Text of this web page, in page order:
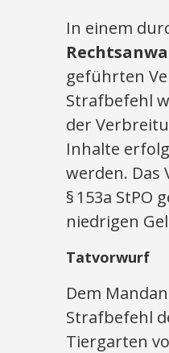
In einem
geführten
Strafbefehl
der
Inhalte
werden. Das
§ 153a StPO
niedrigen
Tatvorwurf
Dem
Strafbefehl
Tiergarten